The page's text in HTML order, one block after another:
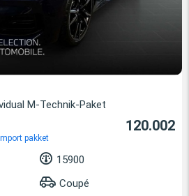
M-Technik-Paket
pakket
120.002
15900
Coupé